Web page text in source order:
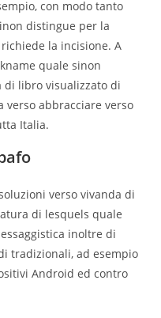
con modo tanto
distingue per la
la incisione. A
quale sinon
di libro visualizzato di
verso abbracciare verso
Italia.
verso vivanda di
di lesquels quale
inoltre di
tradizionali, ad esempio
Android ed contro